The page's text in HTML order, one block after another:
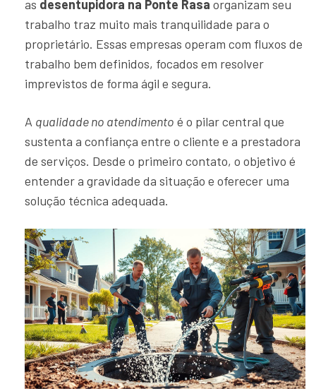
as desentupidora na Ponte Rasa organizam seu
trabalho traz muito mais tranquilidade para o
proprietário. Essas empresas operam com fluxos de
trabalho bem definidos, focados em resolver
imprevistos de forma ágil e segura.
A qualidade no atendimento é o pilar central que
sustenta a confiança entre o cliente e a prestadora
de serviços. Desde o primeiro contato, o objetivo é
entender a gravidade da situação e oferecer uma
solução técnica adequada.